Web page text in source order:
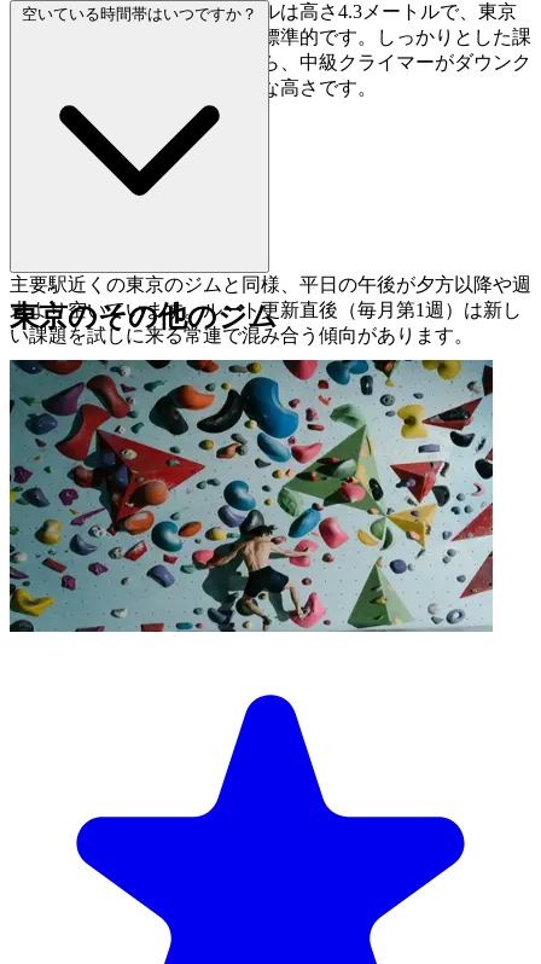
メインのボルダリングウォールは高さ4.3メートルで、東京
のボルダリングジムとしては標準的です。しっかりとした課
題が楽しめる高さでありながら、中級クライマーがダウンク
ライムの練習をするにも適度な高さです。
空いている時間帯はいつですか？
主要駅近くの東京のジムと同様、平日の午後が夕方以降や週
末より空いています。ルート更新直後（毎月第1週）は新し
い課題を試しに来る常連で混み合う傾向があります。
東京のその他のジム